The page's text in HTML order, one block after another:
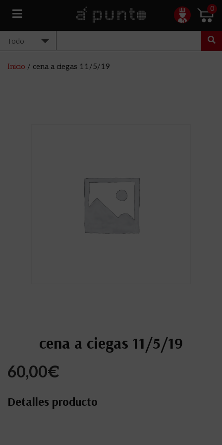
0
Inicio / cena a ciegas 11/5/19
cena a ciegas 11/5/19
60,00€
Detalles producto